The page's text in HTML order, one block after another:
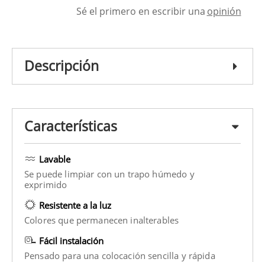
Sé el primero en escribir una opinión
Descripción
Características
Lavable
Se puede limpiar con un trapo húmedo y
exprimido
Resistente a la luz
Colores que permanecen inalterables
Fácil instalación
Pensado para una colocación sencilla y rápida